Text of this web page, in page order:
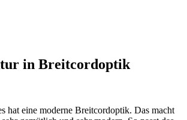
in Breitcordoptik
hat eine moderne Breitcordoptik. Das macht